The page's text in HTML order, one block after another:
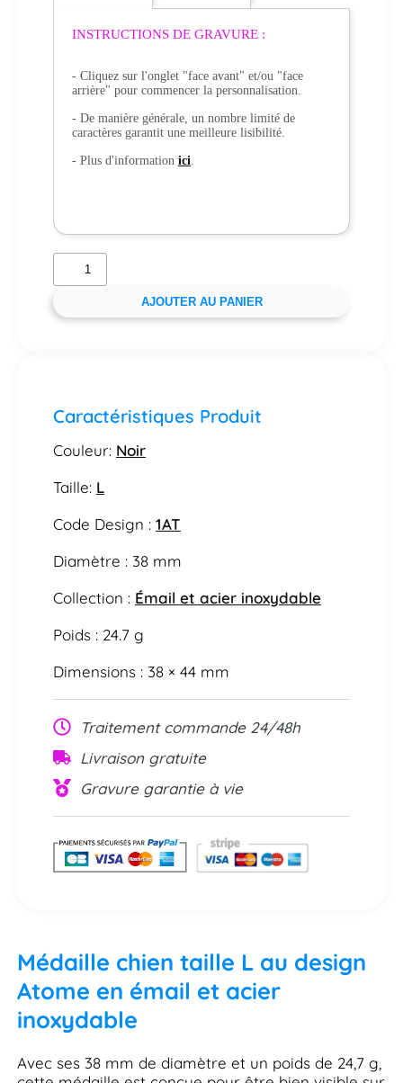
INSTRUCTIONS DE GRAVURE :
- Cliquez sur l'onglet "face avant" et/ou "face
arrière" pour commencer la personnalisation.
- De manière générale, un nombre limité de
caractères garantit une meilleure lisibilité.
- Plus d'information ici.
AJOUTER AU PANIER
Caractéristiques Produit
Couleur: Noir
Taille: L
Code Design : 1AT
Diamètre : 38 mm
Collection : Émail et acier inoxydable
Poids : 24.7 g
Dimensions : 38 × 44 mm
Traitement commande 24/48h
Livraison gratuite
Gravure garantie à vie
Médaille chien taille L au design
Atome en émail et acier
inoxydable
Avec ses 38 mm de diamètre et un poids de 24,7 g,